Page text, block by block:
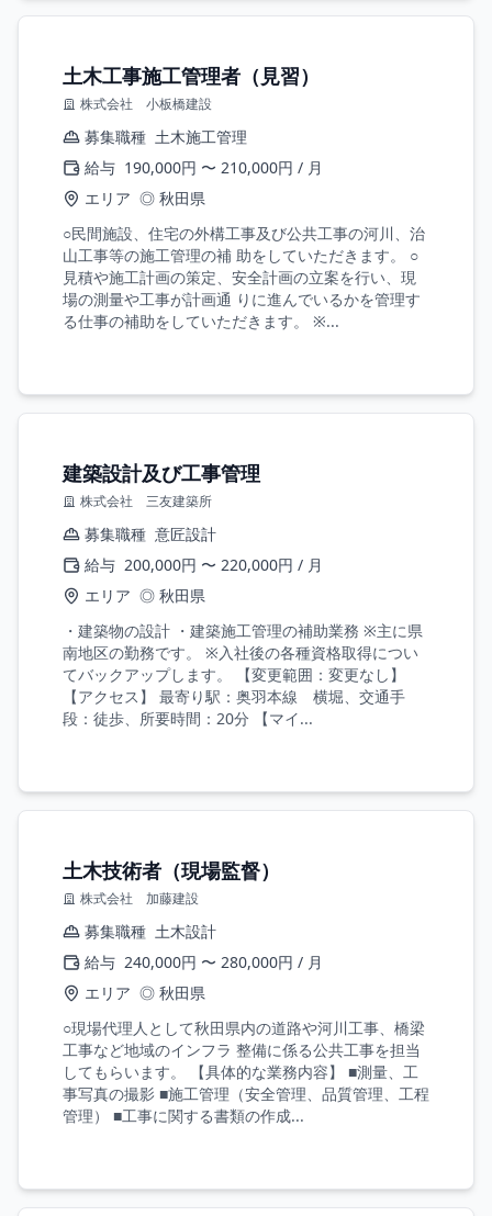
土木工事施工管理者（見習）
株式会社 小板橋建設
募集職種 土木施工管理
給与 190,000円 〜 210,000円 / 月
エリア ◎ 秋田県
○民間施設、住宅の外構工事及び公共工事の河川、治
山工事等の施工管理の補 助をしていただきます。 ○
見積や施工計画の策定、安全計画の立案を行い、現
場の測量や工事が計画通 りに進んでいるかを管理す
る仕事の補助をしていただきます。 ※...
建築設計及び工事管理
株式会社 三友建築所
募集職種 意匠設計
給与 200,000円 〜 220,000円 / 月
エリア ◎ 秋田県
・建築物の設計 ・建築施工管理の補助業務 ※主に県
南地区の勤務です。 ※入社後の各種資格取得につい
てバックアップします。 【変更範囲：変更なし】
【アクセス】 最寄り駅：奥羽本線 横堀、交通手
段：徒歩、所要時間：20分 【マイ...
土木技術者（現場監督）
株式会社 加藤建設
募集職種 土木設計
給与 240,000円 〜 280,000円 / 月
エリア ◎ 秋田県
○現場代理人として秋田県内の道路や河川工事、橋梁
工事など地域のインフラ 整備に係る公共工事を担当
してもらいます。 【具体的な業務内容】 ■測量、工
事写真の撮影 ■施工管理（安全管理、品質管理、工程
管理） ■工事に関する書類の作成...